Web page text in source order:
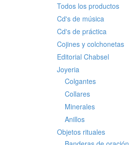
Todos los productos
Cd's de música
Cd's de práctica
Cojines y colchonetas
Editorial Chabsel
Joyeria
Colgantes
Collares
Minerales
Anillos
Objetos rituales